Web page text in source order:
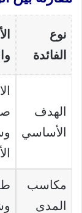
نوع
الفائدة
الهدف
الأساسي
مكاسب
المدى